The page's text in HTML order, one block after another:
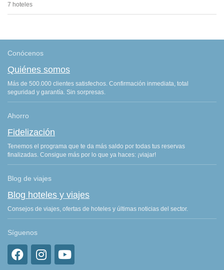
7 hoteles
Conócenos
Quiénes somos
Más de 500.000 clientes satisfechos. Confirmación inmediata, total
seguridad y garantía. Sin sorpresas.
Ahorro
Fidelización
Tenemos el programa que te da más saldo por todas tus reservas
finalizadas. Consigue más por lo que ya haces: ¡viajar!
Blog de viajes
Blog hoteles y viajes
Consejos de viajes, ofertas de hoteles y últimas noticias del sector.
Síguenos